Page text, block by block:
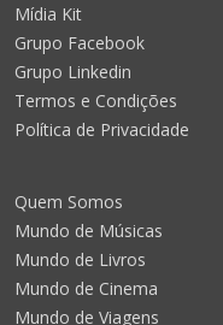
Mídia Kit
Grupo Facebook
Grupo Linkedin
Termos e Condições
Política de Privacidade
Quem Somos
Mundo de Músicas
Mundo de Livros
Mundo de Cinema
Mundo de Viagens